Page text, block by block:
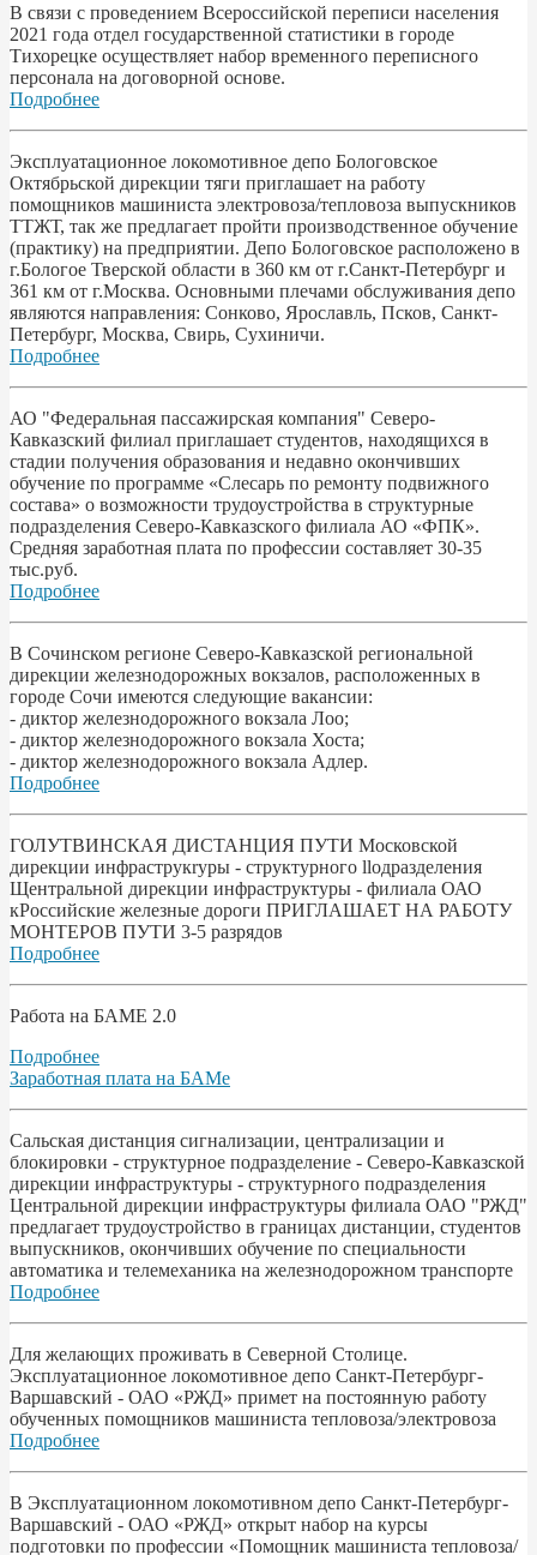
В связи с проведением Всероссийской переписи населения
2021 года отдел государственной статистики в городе
Тихорецке осуществляет набор временного переписного
персонала на договорной основе.
Подробнее
Эксплуатационное локомотивное депо Бологовское
Октябрьской дирекции тяги приглашает на работу
помощников машиниста электровоза/тепловоза выпускников
ТТЖТ, так же предлагает пройти производственное обучение
(практику) на предприятии. Депо Бологовское расположено в
г.Бологое Тверской области в 360 км от г.Санкт-Петербург и
361 км от г.Москва. Основными плечами обслуживания депо
являются направления: Сонково, Ярославль, Псков, Санкт-
Петербург, Москва, Свирь, Сухиничи.
Подробнее
АО "Федеральная пассажирская компания" Северо-
Кавказский филиал приглашает студентов, находящихся в
стадии получения образования и недавно окончивших
обучение по программе «Слесарь по ремонту подвижного
состава» о возможности трудоустройства в структурные
подразделения Северо-Кавказского филиала АО «ФПК».
Средняя заработная плата по профессии составляет 30-35
тыс.руб.
Подробнее
В Сочинском регионе Северо-Кавказской региональной
дирекции железнодорожных вокзалов, расположенных в
городе Сочи имеются следующие вакансии:
- диктор железнодорожного вокзала Лоо;
- диктор железнодорожного вокзала Хоста;
- диктор железнодорожного вокзала Адлер.
Подробнее
ГОЛУТВИНСКАЯ ДИСТАНЦИЯ ПУТИ Московской
дирекции инфраструкryры - структурного llодразделения
Щентральной дирекции инфраструктуры - филиала ОАО
кРоссийские железные дороги ПРИГЛАШАЕТ НА РАБОТУ
МОНТЕРОВ ПУТИ 3-5 разрядов
Подробнее
Работа на БАМЕ 2.0
Подробнее
Заработная плата на БАМе
Сальская дистанция сигнализации, централизации и
блокировки - структурное подразделение - Северо-Кавказской
дирекции инфраструктуры - структурного подразделения
Центральной дирекции инфраструктуры филиала ОАО "РЖД"
предлагает трудоустройство в границах дистанции, студентов
выпускников, окончивших обучение по специальности
автоматика и телемеханика на железнодорожном транспорте
Подробнее
Для желающих проживать в Северной Столице.
Эксплуатационное локомотивное депо Санкт-Петербург-
Варшавский - ОАО «РЖД» примет на постоянную работу
обученных помощников машиниста тепловоза/электровоза
Подробнее
В Эксплуатационном локомотивном депо Санкт-Петербург-
Варшавский - ОАО «РЖД» открыт набор на курсы
подготовки по профессии «Помощник машиниста тепловоза/